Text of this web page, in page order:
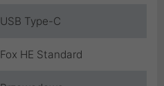
USB Type-C
Fox HE Standard